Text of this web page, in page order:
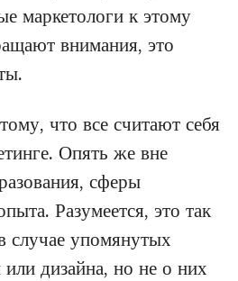
маркетологи к этому
внимания, это
что все считают себя
Опять же вне
сферы
Разумеется, это так
случае упомянутых
дизайна, но не о них